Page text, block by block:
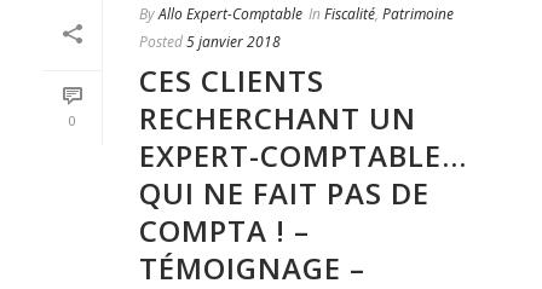
0
ByAllo Expert-Comptable In Fiscalité, Patrimoine
Posted5 janvier 2018
CES CLIENTS
RECHERCHANT UN
EXPERT-COMPTABLE…
QUI NE FAIT PAS DE
COMPTA ! –
TÉMOIGNAGE –